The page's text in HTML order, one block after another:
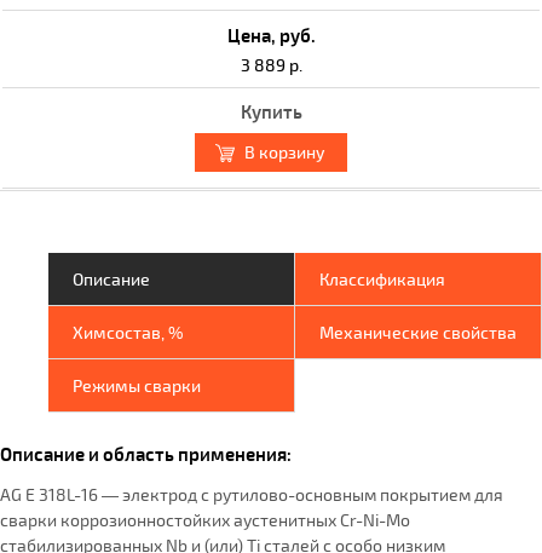
3 889 р.
В корзину
Описание Классификация
Химсостав, % Механические свойства
Режимы сварки
Описание и область применения:
AG E 318L-16 — электрод с рутилово-основным покрытием для
сварки коррозионностойких аустенитных Cr-Ni-Mo
стабилизированных Nb и (или) Ti сталей с особо низким